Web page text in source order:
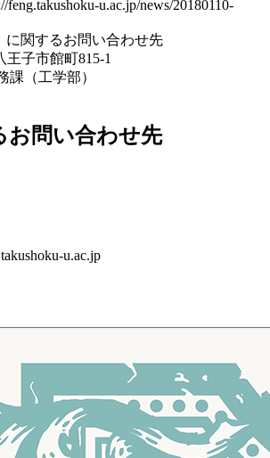
u.ac.jp/news/20180110-
関するお問い合わせ先
王子市館町815-1
課（工学部）
お問い合わせ先
u.ac.jp